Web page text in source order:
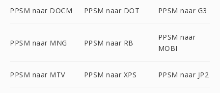
PPSM naar DOCM PPSM naar DOT PPSM naar G3
PPSM naar MNG PPSM naar RB
PPSM naar
MOBI
PPSM naar MTV PPSM naar XPS PPSM naar JP2